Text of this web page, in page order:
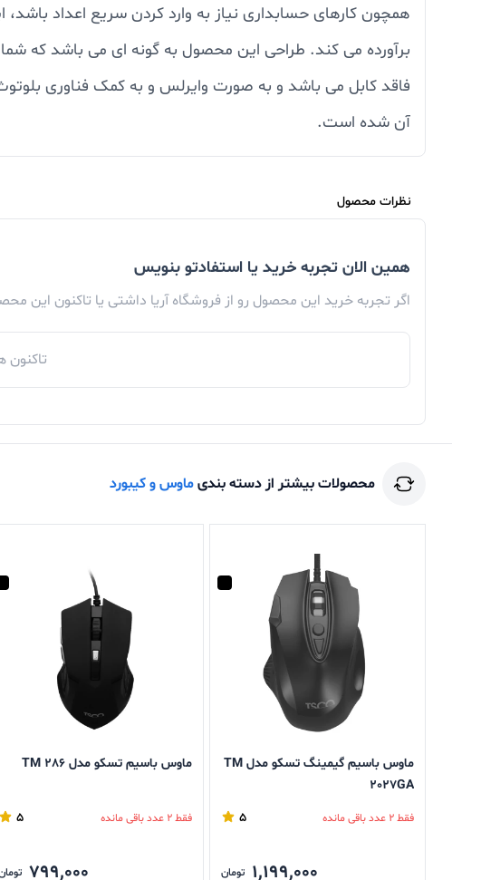
همچون کارهای حسابداری نیاز به وارد کردن سریع اعداد
برآورده می کند. طراحی این محصول به گونه ای می باشد که
آن شده است.
نظرات محصول
همین الان تجربه خرید یا استفادتو بنویس
اگر تجربه خرید این محصول رو از فروشگاه آریا داشتی یا تاکنون این
محصولات بیشتر از دسته بندیماوس و کیبورد
ماوس باسیم گیمینگ تسکو مدل TM
2027GA
فقط 2 عدد باقی مانده 5
1,199,000 تومان
ماوس باسیم تسکو مدل TM 286
فقط 2 عدد باقی مانده 5
799,000